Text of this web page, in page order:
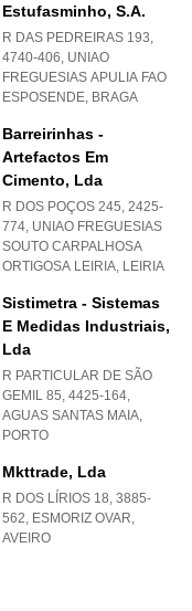
Estufasminho, S.a.
R DAS PEDREIRAS 193,
4740-406, UNIAO
FREGUESIAS APULIA FAO
ESPOSENDE, BRAGA
Barreirinhas -
Artefactos Em
Cimento, Lda
R DOS POÇOS 245, 2425-
774, UNIAO FREGUESIAS
SOUTO CARPALHOSA
ORTIGOSA LEIRIA, LEIRIA
Sistimetra - Sistemas
E Medidas Industriais,
Lda
R PARTICULAR DE SÃO
GEMIL 85, 4425-164,
AGUAS SANTAS MAIA,
PORTO
Mkttrade, Lda
R DOS LÍRIOS 18, 3885-
562, ESMORIZ OVAR,
AVEIRO